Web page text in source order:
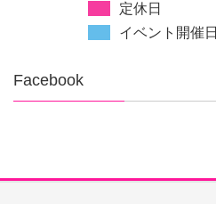
定休日
イベント開催日
Facebook